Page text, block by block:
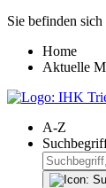
Sie befinden sich
Home
Aktuelle
A-Z